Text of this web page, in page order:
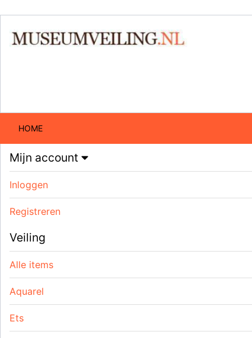
HOME
Mijn account
Inloggen
Registreren
Veiling
Alle items
Aquarel
Ets